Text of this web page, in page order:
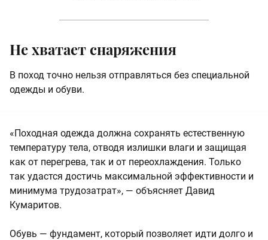
Не хватает снаряжения
В поход точно нельзя отправляться без специальной
одежды и обуви.
«Походная одежда должна сохранять естественную
температуру тела, отводя излишки влаги и защищая
как от перегрева, так и от переохлаждения. Только
так удастся достичь максимальной эффективности и
минимума трудозатрат», — объясняет Давид
Кумаритов.
Обувь — фундамент, который позволяет идти долго и